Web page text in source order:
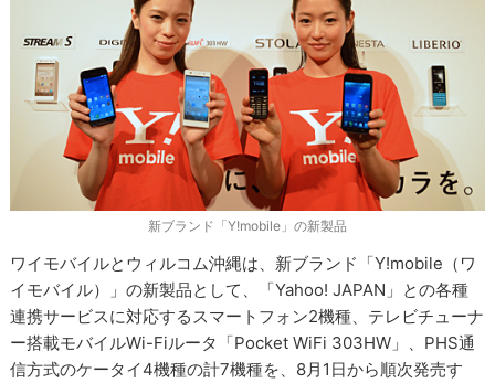
新ブランド「Y!mobile」の新製品
ワイモバイルとウィルコム沖縄は、新ブランド「Y!mobile（ワ
イモバイル）」の新製品として、「Yahoo! JAPAN」との各種
連携サービスに対応するスマートフォン2機種、テレビチューナ
ー搭載モバイルWi-Fiルータ「Pocket WiFi 303HW」、PHS通
信方式のケータイ4機種の計7機種を、8月1日から順次発売す